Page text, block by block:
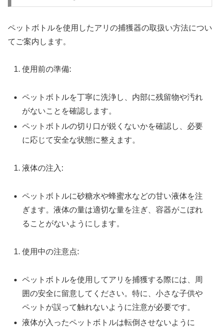
ペットボトルを使用したアリの捕獲器の取扱い方法につい
てご案内します。
使用前の準備:
ペットボトルを丁寧に洗浄し、内部に残留物や汚れ
がないことを確認します。
ペットボトルの切り口が鋭くないかを確認し、必要
に応じて安全な状態に整えます。
液体の注入:
ペットボトルに砂糖水や蜂蜜水などの甘い液体を注
ぎます。液体の量は適切な量を注ぎ、容器がこぼれ
ることがないようにします。
使用中の注意点:
ペットボトルを使用してアリを捕獲する際には、周
囲の安全に留意してください。特に、小さな子供や
ペットが誤って触れないように注意が必要です。
液体が入ったペットボトルは転倒させないように